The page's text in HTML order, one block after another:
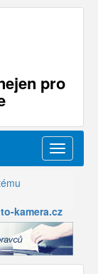
pro
Menu
kamera.cz